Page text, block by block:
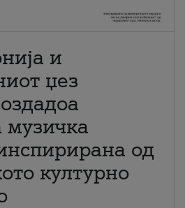
и
џез
музичка
од
културно